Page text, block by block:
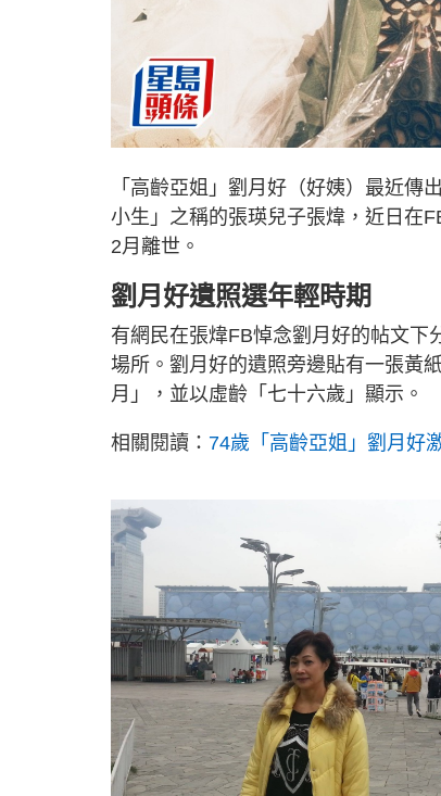
「高齡亞姐」劉月好（好姨）最近
小生」之稱的張瑛兒子張煒，近日在
2月離世。
劉月好遺照選年輕時期
有網民在張煒FB悼念劉月好的帖文下
場所。劉月好的遺照旁邊貼有一張黃
月」，並以虛齡「七十六歲」顯示。
相關閱讀： 74歲「高齡亞姐」劉月好